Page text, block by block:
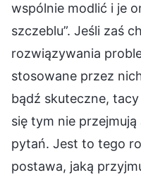
wspólnie modlić i je
szczeblu”. Jeśli zaś
rozwiązywania
stosowane przez
bądź skuteczne,
się tym nie
pytań. Jest to tego
postawa, jaką